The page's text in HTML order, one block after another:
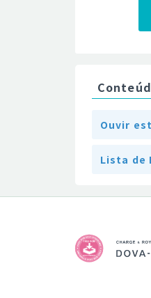
Ouvir
Lista de